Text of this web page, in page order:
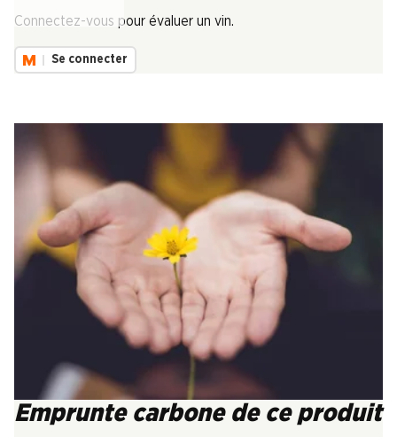
Connectez-vous pour évaluer un vin.
Se connecter
Emprunte carbone de ce produit